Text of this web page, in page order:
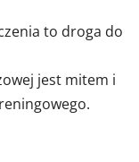
to droga do
jest mitem i